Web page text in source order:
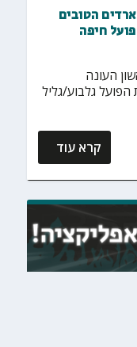
הטובים
חיפה
העונה
בתום הארכה 71:80 את הפועל גלבוע/גליל
קרא עוד